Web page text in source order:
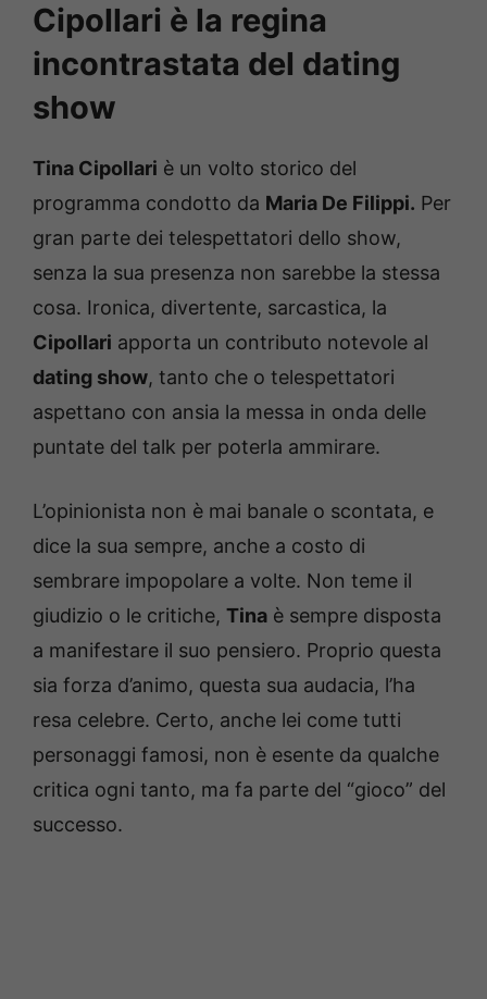
Cipollari è la regina
incontrastata del dating
show
Tina Cipollari è un volto storico del
programma condotto da Maria De Filippi. Per
gran parte dei telespettatori dello show,
senza la sua presenza non sarebbe la stessa
cosa. Ironica, divertente, sarcastica, la
Cipollari apporta un contributo notevole al
dating show, tanto che o telespettatori
aspettano con ansia la messa in onda delle
puntate del talk per poterla ammirare.
L’opinionista non è mai banale o scontata, e
dice la sua sempre, anche a costo di
sembrare impopolare a volte. Non teme il
giudizio o le critiche, Tina è sempre disposta
a manifestare il suo pensiero. Proprio questa
sia forza d’animo, questa sua audacia, l’ha
resa celebre. Certo, anche lei come tutti
personaggi famosi, non è esente da qualche
critica ogni tanto, ma fa parte del “gioco” del
successo.